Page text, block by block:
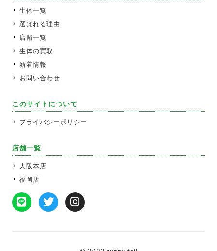
生体一覧
選ばれる理由
店舗一覧
生体の買取
新着情報
お問い合わせ
このサイトについて
プライバシーポリシー
店舗一覧
大阪本店
福岡店